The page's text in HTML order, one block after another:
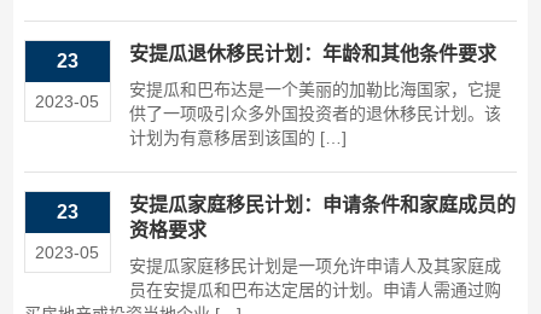
23
2023-05
安提瓜退休移民计划：年龄和其他条件要求
安提瓜和巴布达是一个美丽的加勒比海国家，它提
供了一项吸引众多外国投资者的退休移民计划。该
计划为有意移居到该国的 […]
23
2023-05
安提瓜家庭移民计划：申请条件和家庭成员的
资格要求
安提瓜家庭移民计划是一项允许申请人及其家庭成
员在安提瓜和巴布达定居的计划。申请人需通过购